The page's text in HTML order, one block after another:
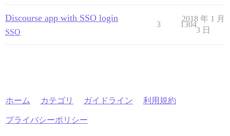
Discourse app with SSO login
SSO
3 1304
2018 年 1 月
3 日
ホーム カテゴリ ガイドライン 利用規約
プライバシーポリシー